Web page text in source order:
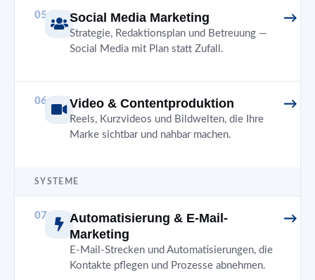
05 Social Media Marketing
Strategie, Redaktionsplan und Betreuung —
Social Media mit Plan statt Zufall.
06 Video & Contentproduktion
Reels, Kurzvideos und Bildwelten, die Ihre
Marke sichtbar und nahbar machen.
SYSTEME
07
Automatisierung & E-Mail-
Marketing
E-Mail-Strecken und Automatisierungen, die
Kontakte pflegen und Prozesse abnehmen.